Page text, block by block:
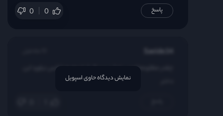
0 0 پاسخ
Saeide34
نمایش دیدگاه حاوی اسپویل